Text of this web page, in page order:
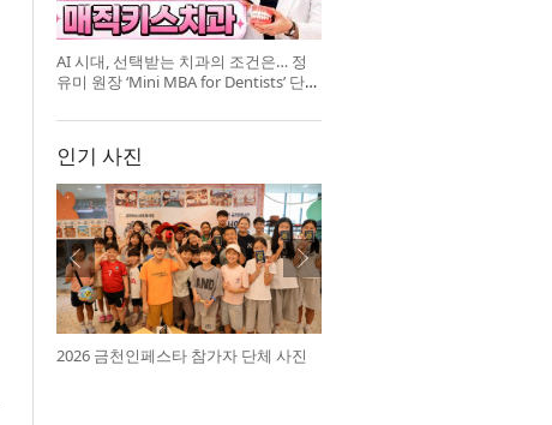
AI 시대, 선택받는 치과의 조건은… 정
유미 원장 ‘Mini MBA for Dentists’ 단독
인기 사진
2026 금천인페스타 참가자 단체 사진